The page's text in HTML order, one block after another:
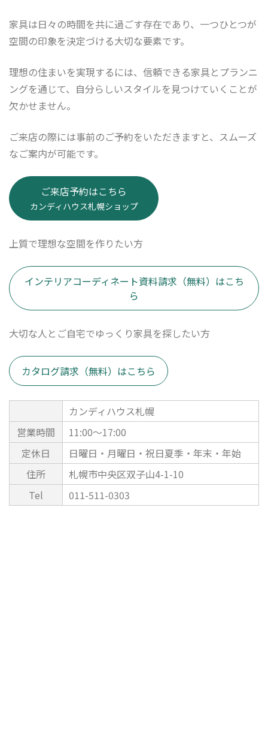
家具は日々の時間を共に過ごす存在であり、一つひとつが
空間の印象を決定づける大切な要素です。
理想の住まいを実現するには、信頼できる家具とプランニ
ングを通じて、自分らしいスタイルを見つけていくことが
欠かせません。
ご来店の際には事前のご予約をいただきますと、スムーズ
なご案内が可能です。
ご来店予約はこちら
カンディハウス札幌ショップ
上質で理想な空間を作りたい方
インテリアコーディネート資料請求（無料）はこち
ら
大切な人とご自宅でゆっくり家具を探したい方
カタログ請求（無料）はこちら
カンディハウス札幌
営業時間
11:00～17:00
定休日
日曜日・月曜日・祝日夏季・年末・年始
住所
札幌市中央区双子山4-1-10
Tel
011-511-0303